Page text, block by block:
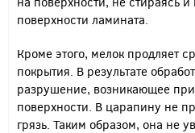
поверхности ламината.
Кроме этого, мелок продляет
покрытия. В результате
разрушение, возникающее
поверхности. В царапину не
грязь. Таким образом, она не